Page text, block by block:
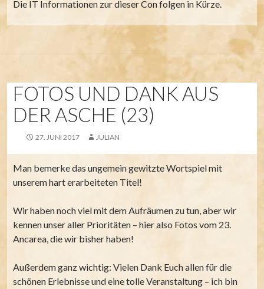
Die IT Informationen zur dieser Con folgen in Kürze.
FOTOS UND DANK AUS
DER ASCHE (23)
27. JUNI 2017 JULIAN
Man bemerke das ungemein gewitzte Wortspiel mit
unserem hart erarbeiteten Titel!
Wir haben noch viel mit dem Aufräumen zu tun, aber wir
kennen unser aller Prioritäten – hier also Fotos vom 23.
Ancarea, die wir bisher haben!
Außerdem ganz wichtig: Vielen Dank Euch allen für die
schönen Erlebnisse und eine tolle Veranstaltung – ich bin